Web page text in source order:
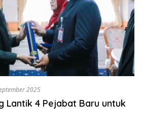
2025
Lantik 4 Pejabat Baru untuk